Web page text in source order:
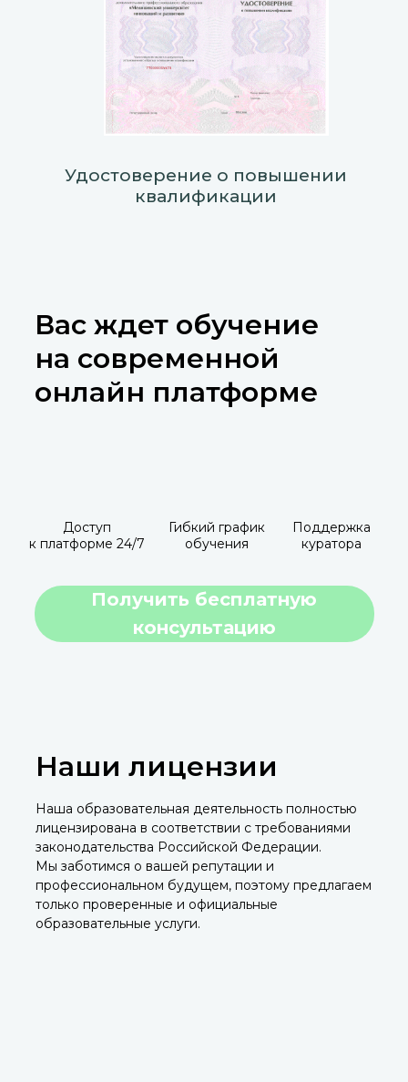
Удостоверение о повышении
квалификации
Вас ждет обучение
на современной
онлайн платформе
Поддержка
куратора
Гибкий график
обучения
Доступ
к платформе 24/7
Получить бесплатную
консультацию
Наши лицензии
Наша образовательная деятельность полностью
лицензирована в соответствии с требованиями
законодательства Российской Федерации.
Мы заботимся о вашей репутации и
профессиональном будущем, поэтому предлагаем
только проверенные и официальные
образовательные услуги.